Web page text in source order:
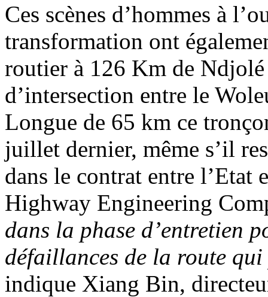
Ces scènes d’hommes à
transformation ont
routier à 126 Km de
d’intersection entre le
Longue de 65 km ce
juillet dernier, même s’il
dans le contrat entre l’Etat
Highway Engineering
dans la phase d’entretien
défaillances de la route
indique Xiang Bin,